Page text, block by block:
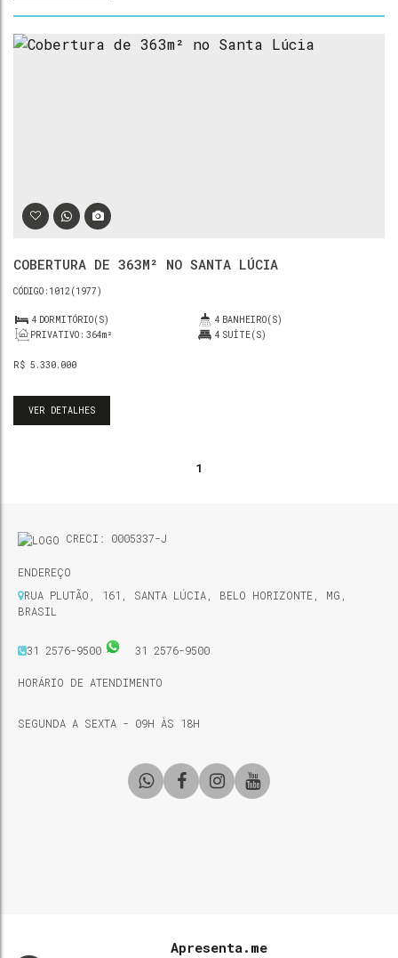
COBERTURA DE 363M² NO SANTA LÚCIA
R$ 5.330.000
1012(1977)
4 DORMITÓRIO(S) 4 BANHEIRO(S)
PRIVATIVO: 364m² 4 SUÍTE(S)
VER DETALHES
1
CRECI: 0005337-J
ENDEREÇO
RUA PLUTÃO
161 SANTA LÚCIA BELO HORIZONTE MG
BRASIL
31 2576-9500 31 2576-9500
HORÁRIO DE ATENDIMENTO
SEGUNDA A SEXTA - 09H ÀS 18H